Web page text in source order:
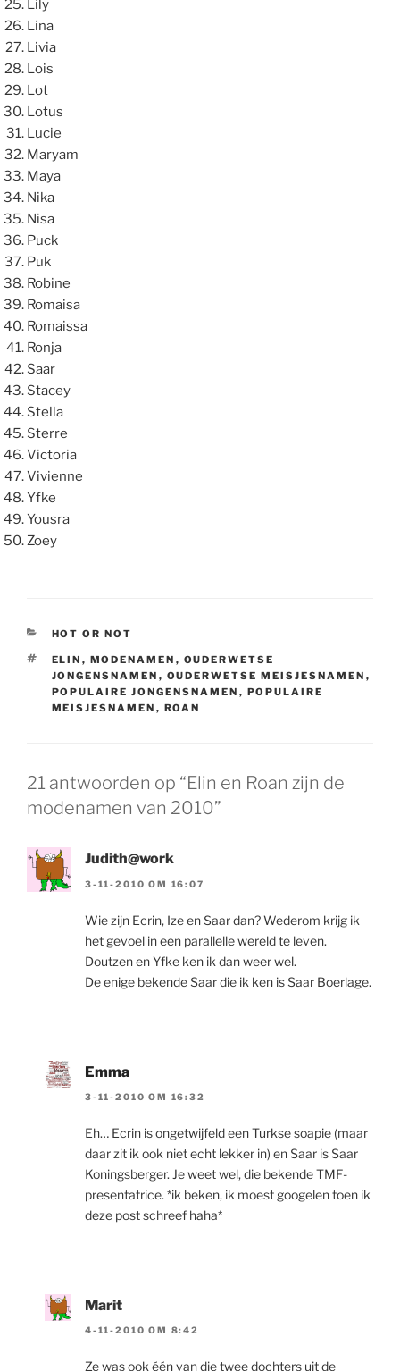
Lily
Lina
Livia
Lois
Lot
Lotus
Lucie
Maryam
Maya
Nika
Nisa
Puck
Puk
Robine
Romaisa
Romaissa
Ronja
Saar
Stacey
Stella
Sterre
Victoria
Vivienne
Yfke
Yousra
Zoey
CATEGORIEËN
HOT OR NOT
TAGS
ELIN , MODENAMEN , OUDERWETSE
JONGENSNAMEN , OUDERWETSE MEISJESNAMEN ,
POPULAIRE JONGENSNAMEN , POPULAIRE
MEISJESNAMEN , ROAN
21 antwoorden op “Elin en Roan zijn de
modenamen van 2010”
Judith@work
3-11-2010 OM 16:07
Wie zijn Ecrin, Ize en Saar dan? Wederom krijg ik
het gevoel in een parallelle wereld te leven.
Doutzen en Yfke ken ik dan weer wel.
De enige bekende Saar die ik ken is Saar Boerlage.
Emma
3-11-2010 OM 16:32
Eh… Ecrin is ongetwijfeld een Turkse soapie (maar
daar zit ik ook niet echt lekker in) en Saar is Saar
Koningsberger. Je weet wel, die bekende TMF-
presentatrice. *ik beken, ik moest googelen toen ik
deze post schreef haha*
Marit
4-11-2010 OM 8:42
Ze was ook één van die twee dochters uit de